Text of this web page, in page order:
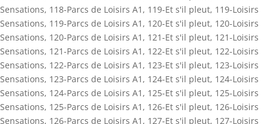
Sensations, 118-Parcs de Loisirs A1 , 119-Et s'il pleut, 119-Loisirs
Sensations, 119-Parcs de Loisirs A1 , 120-Et s'il pleut, 120-Loisirs
Sensations, 120-Parcs de Loisirs A1 , 121-Et s'il pleut, 121-Loisirs
Sensations, 121-Parcs de Loisirs A1 , 122-Et s'il pleut, 122-Loisirs
Sensations, 122-Parcs de Loisirs A1 , 123-Et s'il pleut, 123-Loisirs
Sensations, 123-Parcs de Loisirs A1 , 124-Et s'il pleut, 124-Loisirs
Sensations, 124-Parcs de Loisirs A1 , 125-Et s'il pleut, 125-Loisirs
Sensations, 125-Parcs de Loisirs A1 , 126-Et s'il pleut, 126-Loisirs
Sensations, 126-Parcs de Loisirs A1 , 127-Et s'il pleut, 127-Loisirs